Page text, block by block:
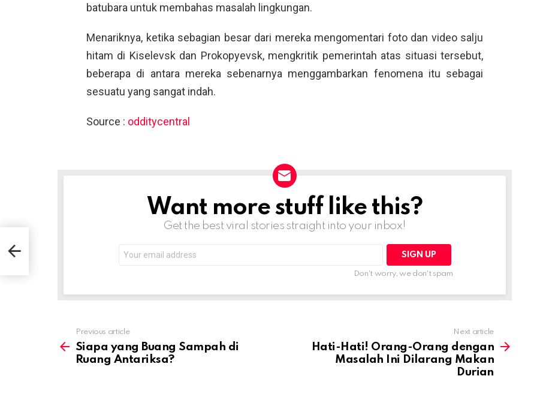
batubara untuk membahas masalah lingkungan.
Menariknya, ketika sebagian besar dari mereka mengomentari foto dan video salju
hitam di Kiselevsk dan Prokopyevsk, mengkritik pemerintah atas situasi tersebut,
beberapa di antara mereka sebenarnya menggambarkan fenomena itu sebagai
sesuatu yang sangat indah.
Source : odditycentral
NEWSLETTERWant more stuff like this?
Get the best viral stories straight into your inbox!
address:
Don't worry, we don't spam
more
Previous article
Siapa yang Buang Sampah di
Ruang Antariksa?
Next article
Hati-Hati! Orang-Orang dengan
Masalah Ini Dilarang Makan
Durian